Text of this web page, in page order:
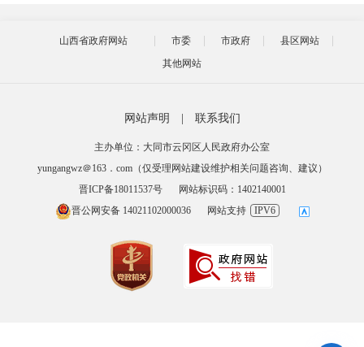
山西省政府网站 市委 市政府
县区网站
其他网站
网站声明 联系我们
主办单位：大同市云冈区人民政府办公室
yungangwz＠163．com（仅受理网站建设维护相关问题咨询、建议）
晋ICP备18011537号
网站标识码：1402140001
晋公网安备 14021102000036
网站支持 IPV6